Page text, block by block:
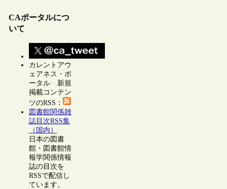
CAポータルにつ
いて
カレントアウ
ェアネス・ポ
ータル 新規
掲載コンテン
ツのRSS：
図書館関係雑
誌目次RSS集
（国内）
日本の図書
館・図書館情
報学関係情報
誌の目次を
RSSで配信し
ています。